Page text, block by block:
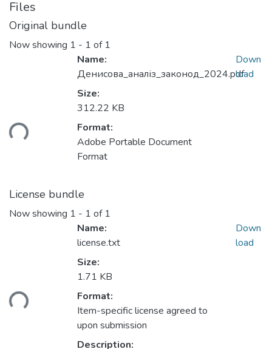
Files
Original bundle
Now showing 1 - 1 of 1
Loading...
Name:
Денисова_аналіз_законод_2024.pdf
Size:
312.22 KB
Format:
Adobe Portable Document
Format
Down
load
License bundle
Now showing 1 - 1 of 1
Loading...
Name:
license.txt
Size:
1.71 KB
Format:
Item-specific license agreed to
upon submission
Description:
Down
load